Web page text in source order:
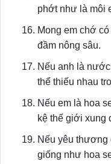
phớt như là môi
Mong em chớ
đầm nông sâu.
Nếu anh là
thể thiếu nhau
Nếu em là hoa
kệ thế giới xung
Nếu yêu thương
giống như hoa